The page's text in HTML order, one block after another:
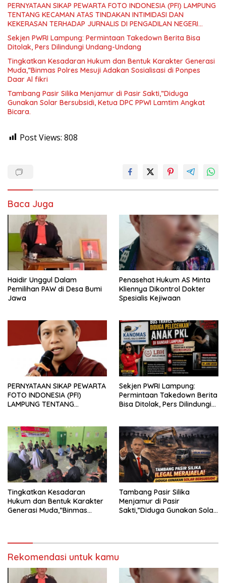
PERNYATAAN SIKAP PEWARTA FOTO INDONESIA (PFI) LAMPUNG
TENTANG KECAMAN ATAS TINDAKAN INTIMIDASI DAN
KEKERASAN TERHADAP JURNALIS DI PENGADILAN NEGERI
TANJUNG KARANG.
Sekjen PWRI Lampung: Permintaan Takedown Berita Bisa
Ditolak, Pers Dilindungi Undang-Undang
Tingkatkan Kesadaran Hukum dan Bentuk Karakter Generasi
Muda,”Binmas Polres Mesuji Adakan Sosialisasi di Ponpes
Daar Al fikri
Tambang Pasir Silika Menjamur di Pasir Sakti,”Diduga
Gunakan Solar Bersubsidi, Ketua DPC PPWI Lamtim Angkat
Bicara.
Post Views: 808
Baca Juga
Haidir Unggul Dalam
Pemilihan PAW di Desa Bumi
Jawa
Penasehat Hukum AS Minta
Kliennya Dikontrol Dokter
Spesialis Kejiwaan
PERNYATAAN SIKAP PEWARTA
FOTO INDONESIA (PFI)
LAMPUNG TENTANG
TERHADAP JURNALIS DI
PENGADILAN NEGERI
TANJUNG KARANG.
Sekjen PWRI Lampung:
Permintaan Takedown Berita
Bisa Ditolak, Pers Dilindungi
Tingkatkan Kesadaran
Hukum dan Bentuk Karakter
Generasi Muda,”Binmas
Tambang Pasir Silika
Menjamur di Pasir
Sakti,”Diduga Gunakan Solar
Rekomendasi untuk kamu